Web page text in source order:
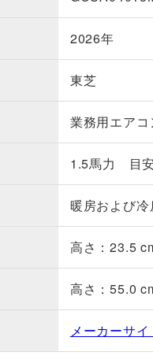
2026年
東芝
業務用エアコ
1.5馬力 目
暖房および冷
高さ：23.5
高さ：55.0
メーカーサ